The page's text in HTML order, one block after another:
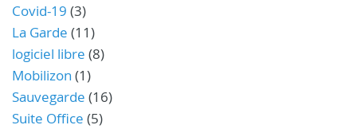
Covid-19 (3)
La Garde (11)
logiciel libre (8)
Mobilizon (1)
Sauvegarde (16)
Suite Office (5)